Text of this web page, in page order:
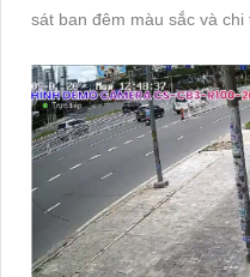
sát ban đêm màu sắc và chi